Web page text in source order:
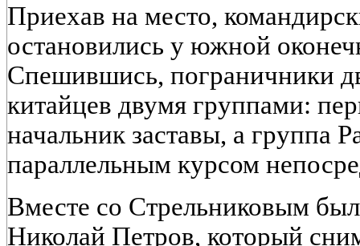
Приехав на место,
остановились у южной
Спешившись, пограничники
китайцев двумя группами:
начальник заставы, а группа
параллельным курсом
Вместе со Стрельниковым
Николай Петров, который